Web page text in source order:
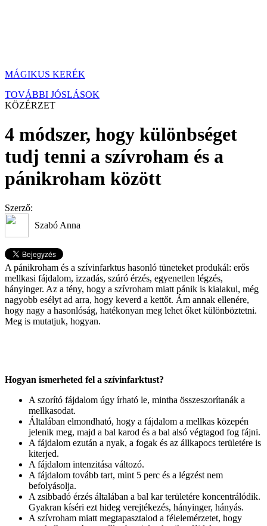
MÁGIKUS KERÉK
TOVÁBBI JÓSLÁSOK
KÖZÉRZET
4 módszer, hogy különbséget
tudj tenni a szívroham és a
pánikroham között
Szerző:
Szabó Anna
A pánikroham és a szívinfarktus hasonló tüneteket produkál: erős
mellkasi fájdalom, izzadás, szúró érzés, egyenetlen légzés,
hányinger. Az a tény, hogy a szívroham miatt pánik is kialakul, még
nagyobb esélyt ad arra, hogy keverd a kettőt. Ám annak ellenére,
hogy nagy a hasonlóság, hatékonyan meg lehet őket különböztetni.
Meg is mutatjuk, hogyan.
Hogyan ismerheted fel a szívinfarktust?
A szorító fájdalom úgy írható le, mintha összeszorítanák a
mellkasodat.
Általában elmondható, hogy a fájdalom a mellkas közepén
jelenik meg, majd a bal karod és a bal alsó végtagod fog fájni.
A fájdalom ezután a nyak, a fogak és az állkapocs területére is
kiterjed.
A fájdalom intenzitása változó.
A fájdalom tovább tart, mint 5 perc és a légzést nem
befolyásolja.
A zsibbadó érzés általában a bal kar területére koncentrálódik.
Gyakran kíséri ezt hideg verejtékezés, hányinger, hányás.
A szívroham miatt megtapasztalod a félelemérzetet, hogy